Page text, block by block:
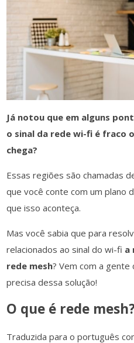
Já notou que em alguns
o sinal da rede wi-fi é fraco
chega?
Essas regiões são chamadas
que você conte com um plano
que isso aconteça.
Mas você sabia que para
relacionados ao sinal do wi-fi a
rede mesh? Vem com a
precisa dessa solução!
O que é rede
Traduzida para o português